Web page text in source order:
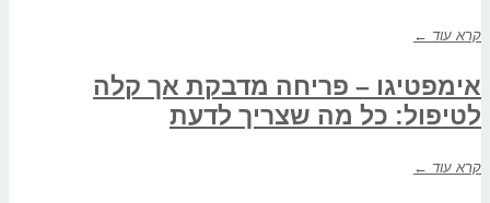
קרא עוד ←
אימפטיגו – פריחה מדבקת אך קלה
לטיפול: כל מה שצריך לדעת
קרא עוד ←